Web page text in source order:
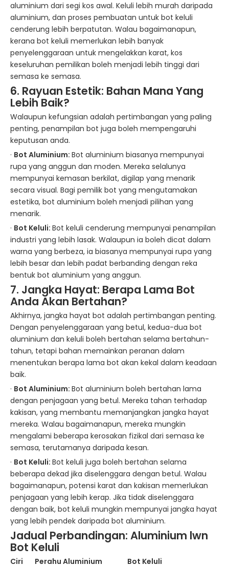
aluminium dari segi kos awal. Keluli lebih murah daripada
aluminium, dan proses pembuatan untuk bot keluli
cenderung lebih berpatutan. Walau bagaimanapun,
kerana bot keluli memerlukan lebih banyak
penyelenggaraan untuk mengelakkan karat, kos
keseluruhan pemilikan boleh menjadi lebih tinggi dari
semasa ke semasa.
6. Rayuan Estetik: Bahan Mana Yang
Lebih Baik?
Walaupun kefungsian adalah pertimbangan yang paling
penting, penampilan bot juga boleh mempengaruhi
keputusan anda.
· Bot Aluminium: Bot aluminium biasanya mempunyai
rupa yang anggun dan moden. Mereka selalunya
mempunyai kemasan berkilat, digilap yang menarik
secara visual. Bagi pemilik bot yang mengutamakan
estetika, bot aluminium boleh menjadi pilihan yang
menarik.
· Bot Keluli: Bot keluli cenderung mempunyai penampilan
industri yang lebih lasak. Walaupun ia boleh dicat dalam
warna yang berbeza, ia biasanya mempunyai rupa yang
lebih besar dan lebih padat berbanding dengan reka
bentuk bot aluminium yang anggun.
7. Jangka Hayat: Berapa Lama Bot
Anda Akan Bertahan?
Akhirnya, jangka hayat bot adalah pertimbangan penting.
Dengan penyelenggaraan yang betul, kedua-dua bot
aluminium dan keluli boleh bertahan selama bertahun-
tahun, tetapi bahan memainkan peranan dalam
menentukan berapa lama bot akan kekal dalam keadaan
baik.
· Bot Aluminium: Bot aluminium boleh bertahan lama
dengan penjagaan yang betul. Mereka tahan terhadap
kakisan, yang membantu memanjangkan jangka hayat
mereka. Walau bagaimanapun, mereka mungkin
mengalami beberapa kerosakan fizikal dari semasa ke
semasa, terutamanya daripada kesan.
· Bot Keluli: Bot keluli juga boleh bertahan selama
beberapa dekad jika diselenggara dengan betul. Walau
bagaimanapun, potensi karat dan kakisan memerlukan
penjagaan yang lebih kerap. Jika tidak diselenggara
dengan baik, bot keluli mungkin mempunyai jangka hayat
yang lebih pendek daripada bot aluminium.
Jadual Perbandingan: Aluminium lwn
Bot Keluli
Ciri Perahu Aluminium Bot Keluli